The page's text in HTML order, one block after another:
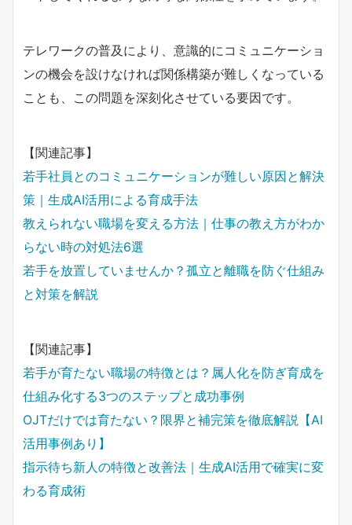
テレワークの普及により、意識的にコミュニケーショ
ンの機会を設けなければ関係構築が難しくなっている
ことも、この問題を深刻化させている要因です。
【関連記事】
若手社員とのコミュニケーションが難しい原因と解決
策｜生成AI活用による育成手法
教えられない職場を変える方法｜仕事の教え方がわか
らない時の対処法6選
若手を放置していませんか？孤立と離職を防ぐ仕組み
と対策を解説
【関連記事】
若手が育たない職場の特徴とは？属人化を防ぎ育成を
仕組み化する3つのステップと成功事例
OJTだけでは育たない？限界と補完策を徹底解説【AI
活用事例あり】
指示待ち新人の特徴と改善法｜生成AI活用で確実に変
わる育成術